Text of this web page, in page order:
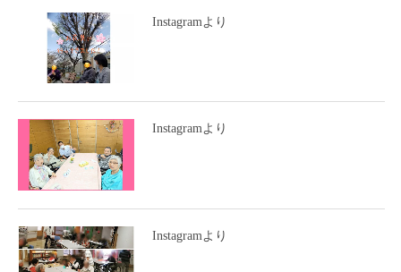
Instagramより
Instagramより
Instagramより